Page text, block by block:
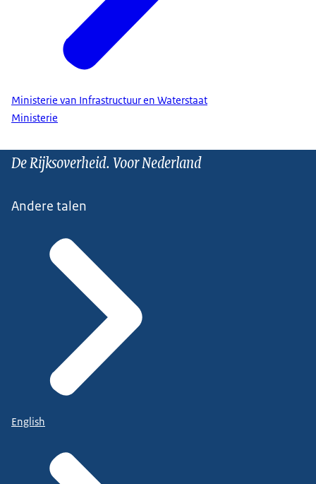
Ministerie van Infrastructuur en Waterstaat
Ministerie
De Rijksoverheid. Voor Nederland
Andere talen
English